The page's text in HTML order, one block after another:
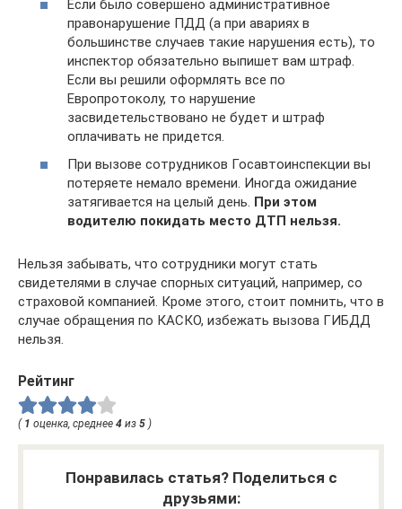
Если было совершено административное
правонарушение ПДД (а при авариях в
большинстве случаев такие нарушения есть), то
инспектор обязательно выпишет вам штраф.
Если вы решили оформлять все по
Европротоколу, то нарушение
засвидетельствовано не будет и штраф
оплачивать не придется.
При вызове сотрудников Госавтоинспекции вы
потеряете немало времени. Иногда ожидание
затягивается на целый день. При этом
водителю покидать место ДТП нельзя.
Нельзя забывать, что сотрудники могут стать
свидетелями в случае спорных ситуаций, например, со
страховой компанией. Кроме этого, стоит помнить, что в
случае обращения по КАСКО, избежать вызова ГИБДД
нельзя.
Рейтинг
( 1 оценка, среднее 4 из 5 )
Понравилась статья? Поделиться с
друзьями: